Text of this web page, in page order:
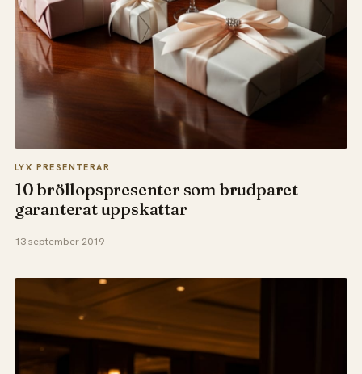
LYX PRESENTERAR
10 bröllopspresenter som brudparet
garanterat uppskattar
13 september 2019